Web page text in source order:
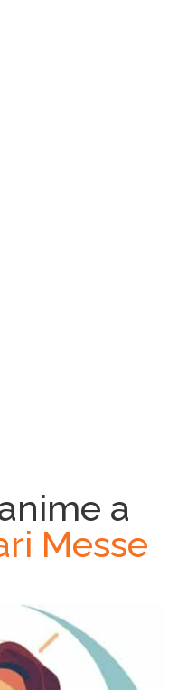
a
Messe